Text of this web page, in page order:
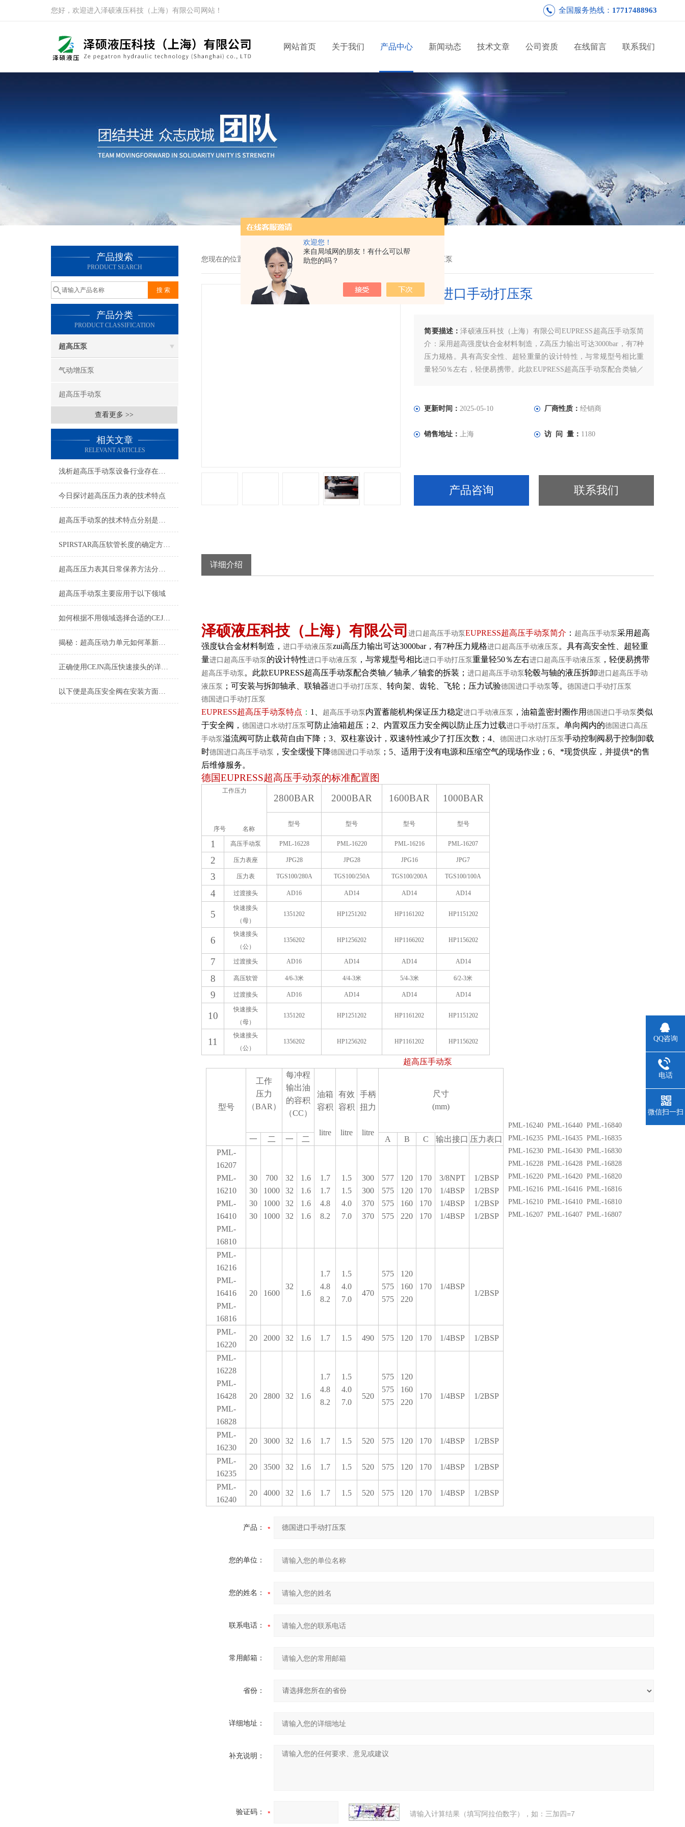
欢迎您！
来自局域网的朋友！有什么可以帮
助您的吗？
您好，欢迎进入泽硕液压科技（上海）有限公司网站！ 全国服务热线： 17717488963
网站首页 关于我们 产品中心 新闻动态 技术文章 公司资质 在线留言 联系我们
产品搜索
PRODUCT SEARCH
产品分类
PRODUCT CLASSIFICATION
超高压泵
气动增压泵
超高压手动泵
查看更多 >>
相关文章
RELEVANT ARTICLES
浅析超高压手动泵设备行业存在四大问题
今日探讨超高压压力表的技术特点
超高压手动泵的技术特点分别是什么呢？
SPIRSTAR高压软管长度的确定方法及胶层选材注意事项
超高压压力表其日常保养方法分别是什么
超高压手动泵主要应用于以下领域
如何根据不用领域选择合适的CEJN快速接头呢？
揭秘：超高压动力单元如何革新多个行业？
正确使用CEJN高压快速接头的详细方法
以下便是高压安全阀在安装方面的要求
您现在的位置： 首页 > 产品中心 > >超高压泵 > PML-16240德国进口手动打压泵
德国进口手动打压泵
简要描述：泽硕液压科技（上海）有限公司EUPRESS超高压手动泵简
介：采用超高强度钛合金材料制造，Z高压力输出可达3000bar，有7种
压力规格。具有高安全性、超轻重量的设计特性，与常规型号相比重
量轻50％左右，轻便易携带。此款EUPRESS超高压手动泵配合类轴／
更新时间：2025-05-10 厂商性质： 经销商
销售地址：上海 访 问 量： 1180
产品咨询 联系我们
详细介绍
泽硕液压科技（上海）有限公司 进口超高压手动泵EUPRESS超高压手动泵简介 ： 超高压手动泵采用超高
强度钛合金材料制造， 进口手动液压泵zui高压力输出可达3000bar，有7种压力规格进口超高压手动液压泵 。具有高安全性、超轻重
量进口超高压手动泵 的设计特性进口手动液压泵 ，与常规型号相比进口手动打压泵重量轻50％左右进口超高压手动液压泵 ，轻便易携带
超高压手动泵 。此款EUPRESS超高压手动泵配合类轴／轴承／轴套的拆装； 进口超高压手动泵轮毂与轴的液压拆卸进口超高压手动
液压泵 ；可安装与拆卸轴承、联轴器进口手动打压泵 、转向架、齿轮、飞轮；压力试验德国进口手动泵等。 德国进口手动打压泵
德国进口手动打压泵
EUPRESS超高压手动泵特点 ： 1、 超高压手动泵 内置蓄能机构保证压力稳定进口手动液压泵 ，油箱盖密封圈作用 德国进口手动泵类似
于安全阀， 德国进口水动打压泵可防止油箱超压；2、内置双压力安全阀以防止压力过载进口手动打压泵 。单向阀内的德国进口高压
手动泵溢流阀可防止载荷自由下降；3、双柱塞设计，双速特性减少了打压次数；4、 德国进口水动打压泵手动控制阀易于控制卸载
时德国进口高压手动泵 ，安全缓慢下降德国进口手动泵 ；5、适用于没有电源和压缩空气的现场作业；6、*现货供应，并提供*的售
后维修服务。
德国EUPRESS超高压手动泵的标准配置图
工作压力
序号 名称
2800BAR 2000BAR 1600BAR 1000BAR
型号 型号 型号 型号
1 高压手动泵 PML-16228 PML-16220 PML-16216 PML-16207
2 压力表座 JPG28 JPG28 JPG16 JPG7
3 压力表 TGS100/280A TGS100/250A TGS100/200A TGS100/100A
4 过渡接头 AD16 AD14 AD14 AD14
5
快速接头
（母）
1351202 HP1251202 HP1161202 HP1151202
6
快速接头
（公）
1356202 HP1256202 HP1166202 HP1156202
7 过渡接头 AD16 AD14 AD14 AD14
8 高压软管 4/6-3米 4/4-3米 5/4-3米 6/2-3米
9 过渡接头 AD16 AD14 AD14 AD14
10
快速接头
（母）
1351202 HP1251202 HP1161202 HP1151202
11
快速接头
（公）
1356202 HP1256202 HP1161202 HP1156202
超高压手动泵
型号
工作
压力
（BAR）
每冲程
输出油
的容积
（CC）
油箱
容积
litre
有效
容积
litre
手柄
扭力
litre
尺寸
(mm)
一 二 一 二 A B C 输出接口 压力表口
PML-
16207
PML-
16210
PML-
16410
PML-
16810
30
30
30
30
700
1000
1000
1000
32
32
32
32
1.6
1.6
1.6
1.6
1.7
1.7
4.8
8.2
1.5
1.5
4.0
7.0
300
300
370
370
577
575
575
575
120
120
160
220
170
170
170
170
3/8NPT
1/4BSP
1/4BSP
1/4BSP
1/2BSP
1/2BSP
1/2BSP
1/2BSP
PML-
16216
PML-
16416
PML-
16816
20 1600
32
1.6
1.7
4.8
8.2
1.5
4.0
7.0
470
575
575
575
120
160
220
170 1/4BSP
1/2BSP
PML-
16220
20 2000 32 1.6 1.7 1.5 490 575 120 170 1/4BSP 1/2BSP
PML-
16228
PML-
16428
PML-
16828
20 2800 32 1.6
1.7
4.8
8.2
1.5
4.0
7.0
520
575
575
575
120
160
220
170 1/4BSP 1/2BSP
PML-
16230
20 3000 32 1.6 1.7 1.5 520 575 120 170 1/4BSP 1/2BSP
PML-
16235
20 3500 32 1.6 1.7 1.5 520 575 120 170 1/4BSP 1/2BSP
PML-
16240
20 4000 32 1.6 1.7 1.5 520 575 120 170 1/4BSP 1/2BSP
PML-16240 PML-16440 PML-16840
PML-16235 PML-16435 PML-16835
PML-16230 PML-16430 PML-16830
PML-16228 PML-16428 PML-16828
PML-16220 PML-16420 PML-16820
PML-16216 PML-16416 PML-16816
PML-16210 PML-16410 PML-16810
PML-16207 PML-16407 PML-16807
产品：
您的单位：
您的姓名：
联系电话：
常用邮箱：
省份：
详细地址：
补充说明：
验证码： 请输入计算结果（填写阿拉伯数字），如：三加四=7
QQ咨询
电话
微信扫一扫